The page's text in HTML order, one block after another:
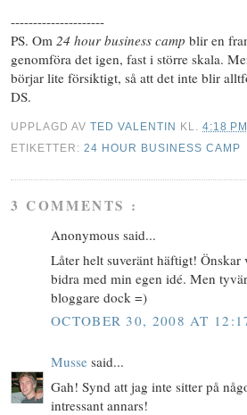
---------------------
PS. Om 24 hour business camp blir en
genomföra det igen, fast i större skala.
börjar lite försiktigt, så att det inte blir
DS.
UPPLAGD AVTED VALENTIN KL.4:18 PM
ETIKETTER:24 HOUR BUSINESS CAMP
3 COMMENTS :
Anonymous said...
Låter helt suveränt häftigt!
bidra med min egen idé. Men
bloggare dock =)
OCTOBER 30, 2008 AT
Musse said...
Gah! Synd att jag inte sitter på
intressant annars!